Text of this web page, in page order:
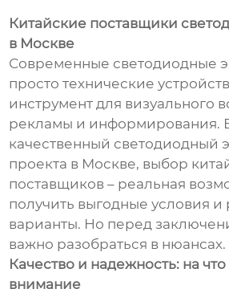
Китайские поставщики
в Москве
Современные светодиодные
просто технические
инструмент для визуального
рекламы и информирования.
качественный светодиодный
проекта в Москве, выбор
поставщиков – реальная
получить выгодные условия
варианты. Но перед
важно разобраться в нюансах.
Качество и надежность: на
внимание